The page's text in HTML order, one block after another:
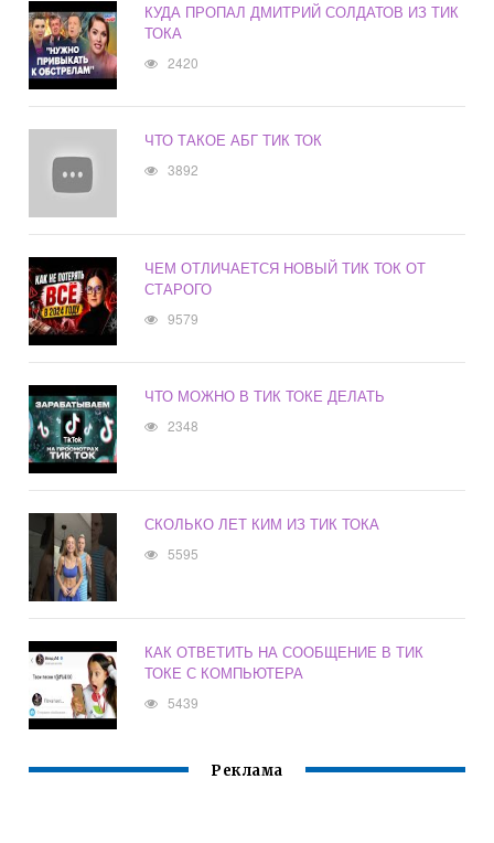
КУДА ПРОПАЛ ДМИТРИЙ СОЛДАТОВ ИЗ ТИК
ТОКА
2420
ЧТО ТАКОЕ АБГ ТИК ТОК
3892
ЧЕМ ОТЛИЧАЕТСЯ НОВЫЙ ТИК ТОК ОТ
СТАРОГО
9579
ЧТО МОЖНО В ТИК ТОКЕ ДЕЛАТЬ
2348
СКОЛЬКО ЛЕТ КИМ ИЗ ТИК ТОКА
5595
КАК ОТВЕТИТЬ НА СООБЩЕНИЕ В ТИК
ТОКЕ С КОМПЬЮТЕРА
5439
Реклама